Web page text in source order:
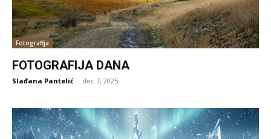
Fotografija
FOTOGRAFIJA DANA
Slađana Pantelić - dec 7, 2025